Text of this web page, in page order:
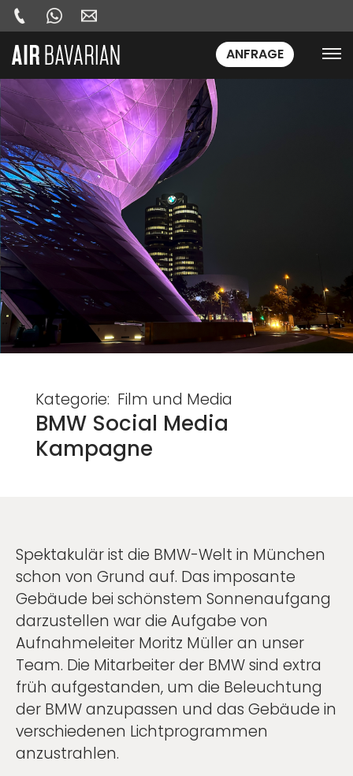
ANFRAGE
Kategorie: Film und Media
BMW Social Media
Kampagne
Spektakulär ist die BMW-Welt in München
schon von Grund auf. Das imposante
Gebäude bei schönstem Sonnenaufgang
darzustellen war die Aufgabe von
Aufnahmeleiter Moritz Müller an unser
Team. Die Mitarbeiter der BMW sind extra
früh aufgestanden, um die Beleuchtung
der BMW anzupassen und das Gebäude in
verschiedenen Lichtprogrammen
anzustrahlen.